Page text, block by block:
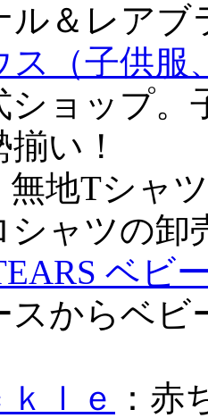
ル＆レアブ
ス（子供服
ショップ。
い！
無地Tシャ
シャツの
ベビ
スからベビ
ｋｌｅ
：赤